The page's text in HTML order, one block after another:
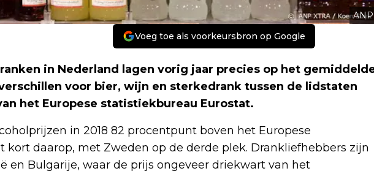
ANP
Voeg toe als voorkeursbron op Google
in Nederland lagen vorig jaar precies op het
voor bier, wijn en sterkedrank tussen de lidstaten
het Europese statistiekbureau Eurostat.
in 2018 82 procentpunt boven het Europese
kort daarop, met Zweden op de derde plek. Drankliefhebbers zijn
en Bulgarije, waar de prijs ongeveer driekwart van het